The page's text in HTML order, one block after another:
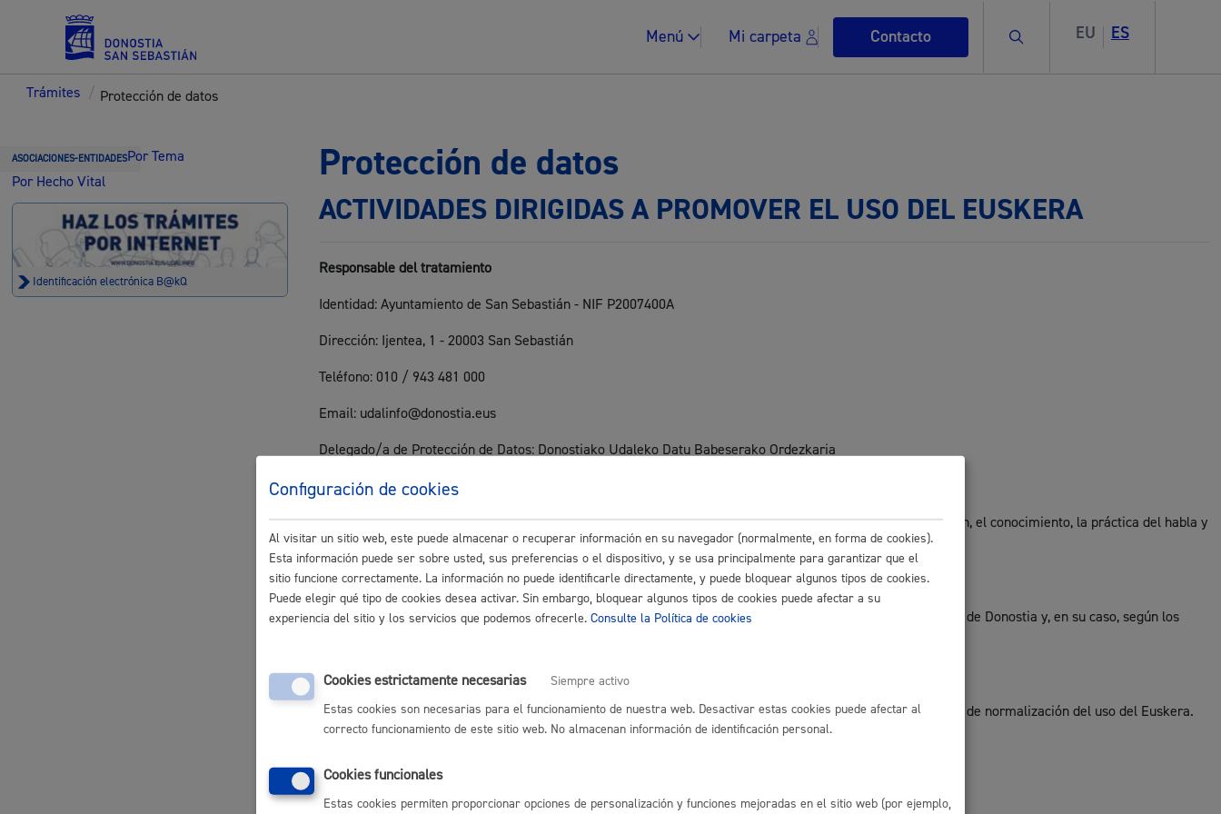
Menú Mi carpeta Contacto Buscar EU ES
Padrón y asuntos personales Impuestos y multas
Espacio público, residuos y medioambiente
Seguridad ciudadana y emergencias Euskera
Trámites / Protección de datos
ASOCIACIONES-ENTIDADESPor Tema
Por Hecho Vital
Identificación electrónica B@kQ
Protección de datos
ACTIVIDADES DIRIGIDAS A PROMOVER EL USO DEL EUSKERA
Responsable del tratamiento
Identidad: Ayuntamiento de San Sebastián - NIF P2007400A
Dirección: Ijentea, 1 - 20003 San Sebastián
Teléfono: 010 / 943 481 000
Email: udalinfo@donostia.eus
Delegado/a de Protección de Datos: Donostiako Udaleko Datu Babeserako Ordezkaria
Finalidad del tratamiento:
Gestión de la información personal relacionada con el desarrollo de actividades para fomentar la motivación, el conocimiento, la práctica del habla y
el uso del euskara.
Plazos de conservación:
Los datos personales se conservarán de acuerdo con la normativa de archivo documental del Ayuntamiento de Donostia y, en su caso, según los
Legitimación
Ejercicio de la potestad pública e interés público: art. 6.1.e) RGPD: Ley 10/1982, de 24 de noviembre, básica de normalización del uso del Euskera.
Las establecidas legalmente y que sean de aplicación en el ámbito de este tratamiento.
Configuración de cookies
Al visitar un sitio web, este puede almacenar o recuperar información en su navegador (normalmente, en forma de cookies).
Esta información puede ser sobre usted, sus preferencias o el dispositivo, y se usa principalmente para garantizar que el
sitio funcione correctamente. La información no puede identificarle directamente, y puede bloquear algunos tipos de cookies.
Puede elegir qué tipo de cookies desea activar. Sin embargo, bloquear algunos tipos de cookies puede afectar a su
experiencia del sitio y los servicios que podemos ofrecerle. Consulte la Política de cookies
Cookies estrictamente necesarias
Siempre activo
Estas cookies son necesarias para el funcionamiento de nuestra web. Desactivar estas cookies puede afectar al
correcto funcionamiento de este sitio web. No almacenan información de identificación personal.
Cookies funcionales
Estas cookies permiten proporcionar opciones de personalización y funciones mejoradas en el sitio web (por ejemplo,